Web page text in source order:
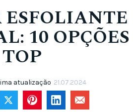
10 OPÇÕES
TOP
atualização 21.07.2024